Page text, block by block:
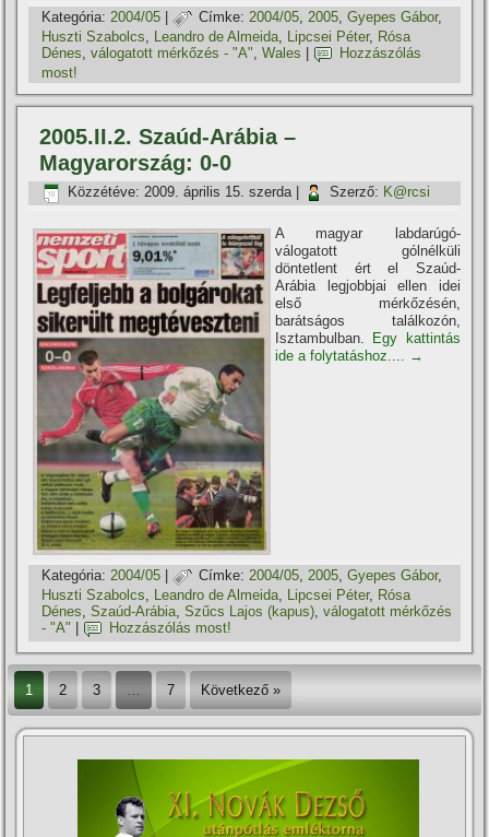
Kategória: 2004/05 Címke: 2004/05 2005 ,Gyepes Gábor,
Huszti Szabolcs
Leandro de Almeida Lipcsei Péter, Rósa
Dénes ,válogatott mérkőzés - "A" ,Wales
Hozzászólás
most!
2005.II.2. Szaúd-Arábia –
Magyarország: 0-0
Közzétéve: 2009. április 15. szerda Szerző: K@rcsi
A magyar labdarúgó-
válogatott gólnélküli
döntetlent ért el Szaúd-
Arábia legjobbjai ellen idei
első mérkőzésén,
barátságos találkozón,
Isztambulban. Egy kattintás
ide a folytatáshoz....
→
Kategória: 2004/05 | Címke: 2004/05,2005,Gyepes Gábor,
Huszti Szabolcs
Leandro de Almeida Lipcsei Péter, Rósa
Dénes ,Szaúd-Arábia ,Szűcs Lajos (kapus) ,válogatott mérkőzés
- "A"
Hozzászólás most!
1 2 3 7 Következő »